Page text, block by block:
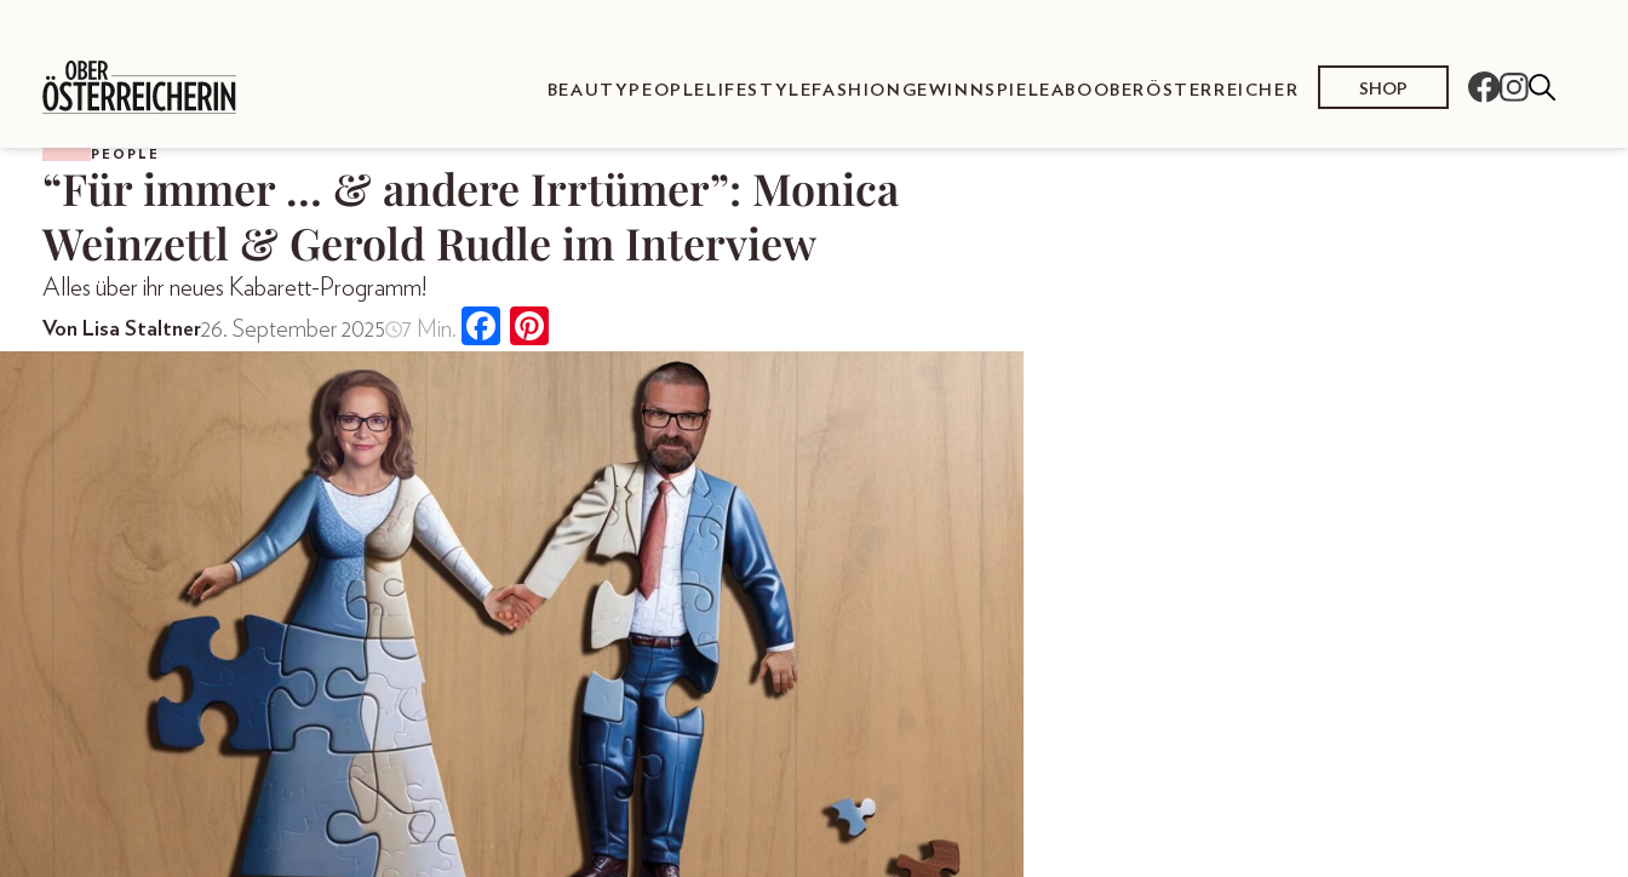
BEAUTY PEOPLE LIFESTYLEFASHION GEWINNSPIELEABO OBERÖSTERREICHER SHOP
PEOPLE
“Für immer … & andere Irrtümer”: Monica
Weinzettl & Gerold Rudle im Interview
Alles über ihr neues Kabarett-Programm!
Von Lisa Staltner26. September 2025 7 Min.